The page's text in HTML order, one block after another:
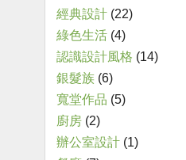
經典設計 (22)
綠色生活 (4)
認識設計風格 (14)
銀髮族 (6)
寬堂作品 (5)
廚房 (2)
辦公室設計 (1)